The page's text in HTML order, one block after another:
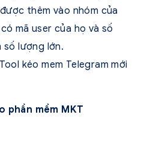
thêm vào nhóm của
mã user của họ và số
số lượng lớn.
kéo mem Telegram mới
phần mềm MKT